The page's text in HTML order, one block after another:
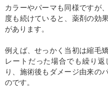
カラーやパーマも同様ですが
度も続けていると、薬剤の効
があります。
例えば、せっかく当初は縮毛
レートだった場合でも繰り
り、施術後もダメージ由来の
のです。